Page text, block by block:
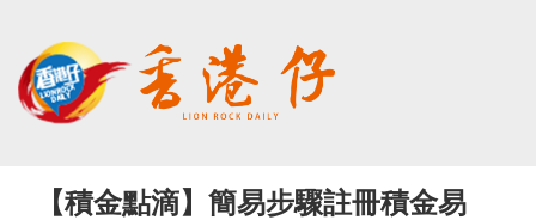
【積金點滴】簡易步驟註冊積金易